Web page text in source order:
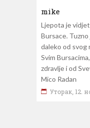
mike
Ljepota je
Bursace.
daleko od svog
Svim
zdravlje i od
Mico Radan
Уторак, 12.